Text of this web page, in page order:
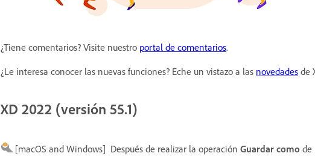
¿Tiene comentarios? Visite nuestro portal de comentarios.
¿Le interesa conocer las nuevas funciones? Eche un vistazo a las novedades de
XD 2022 (versión 55.1)
[macOS and Windows] Después de realizar la operación Guardar como de